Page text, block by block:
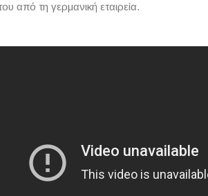
από τη γερμανική εταιρεία.